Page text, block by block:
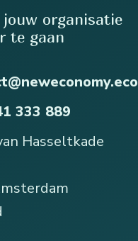
organisatie
te gaan
333 889
Hasseltkade